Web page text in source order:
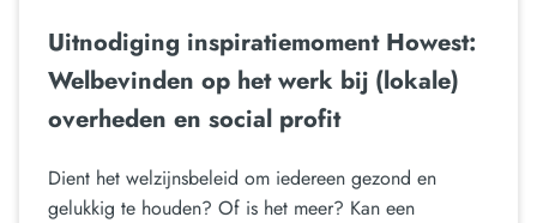
Uitnodiging inspiratiemoment Howest:
Welbevinden op het werk bij (lokale)
overheden en social profit
Dient het welzijnsbeleid om iedereen gezond en
gelukkig te houden? Of is het meer? Kan een